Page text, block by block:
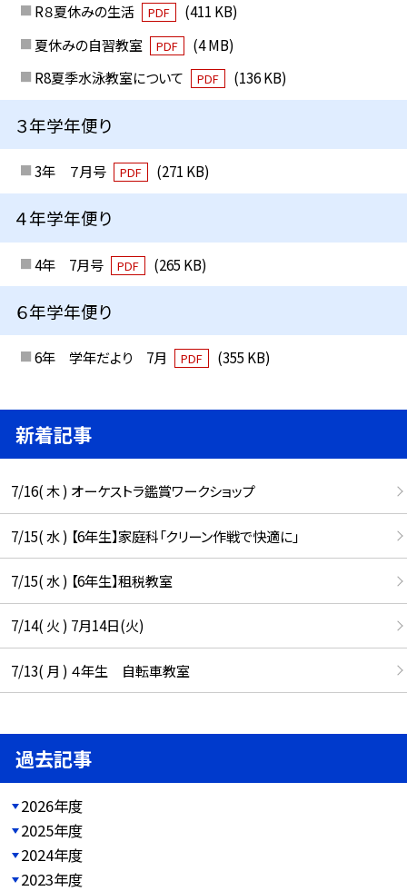
R８夏休みの生活 PDF
(411 KB)
夏休みの自習教室
PDF
(4 MB)
R8夏季水泳教室について
PDF (136 KB)
３年学年便り
3年 ７月号 PDF (271 KB)
４年学年便り
4年 7月号 PDF (265 KB)
６年学年便り
6年 学年だより 7月 PDF (355 KB)
新着記事
7/16( 木 ) オーケストラ鑑賞ワークショップ
7/15( 水 ) 【6年生】家庭科「クリーン作戦で快適に」
7/15( 水 ) 【6年生】租税教室
7/14( 火 ) 7月14日(火)
7/13( 月 ) ４年生 自転車教室
過去記事
2026年度
2025年度
2024年度
2023年度